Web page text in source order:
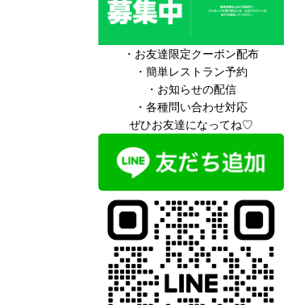
・お友達限定クーポン配布
・簡単レストラン予約
・お知らせの配信
・各種問い合わせ対応
ぜひお友達になってね♡